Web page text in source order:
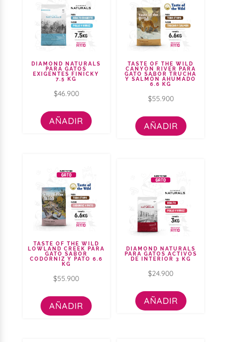
DIAMOND NATURALS
PARA GATOS
EXIGENTES FINICKY
7.5 KG
$46.900
AÑADIR
TASTE OF THE WILD
CANYON RIVER PARA
GATO SABOR TRUCHA
Y SALMÓN AHUMADO
6.6 KG
$55.900
AÑADIR
TASTE OF THE WILD
LOWLAND CREEK PARA
GATO SABOR
CODORNIZ Y PATO 6.6
KG
$55.900
AÑADIR
DIAMOND NATURALS
PARA GATOS ACTIVOS
DE INTERIOR 3 KG
$24.900
AÑADIR